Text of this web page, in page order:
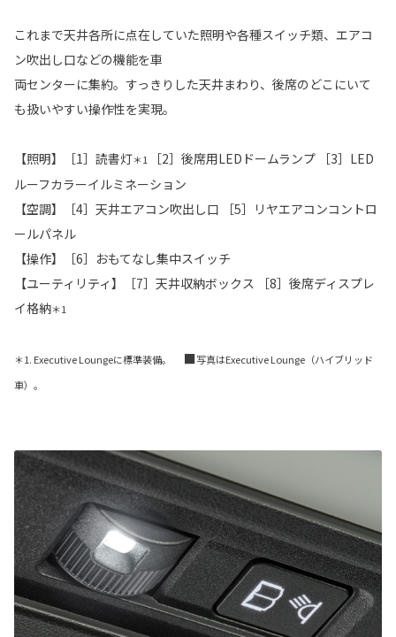
これまで天井各所に点在していた照明や各種スイッチ類、エアコ
ン吹出し口などの機能を車
両センターに集約。すっきりした天井まわり、後席のどこにいて
も扱いやすい操作性を実現。
【照明】［1］読書灯＊1
［2］後席用LEDドームランプ ［3］LED
ルーフカラーイルミネーション
【空調】［4］天井エアコン吹出し口 ［5］リヤエアコンコントロ
ールパネル
【操作】［6］おもてなし集中スイッチ
【ユーティリティ】［7］天井収納ボックス ［8］後席ディスプレ
イ格納＊1
＊1. Executive Loungeに標準装備。 ■写真はExecutive Lounge（ハイブリッド
車）。